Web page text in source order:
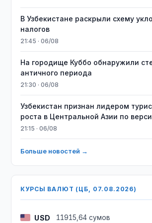
В Узбекистане раскрыли схему
налогов
21:45 · 06/08
На городище Куббо обнаружили
античного периода
21:30 · 06/08
Узбекистан признан лидером
роста в Центральной Азии по
21:15 · 06/08
Больше новостей →
КУРСЫ ВАЛЮТ (ЦБ, 07.08.2026)
USD 11915,64 сумов